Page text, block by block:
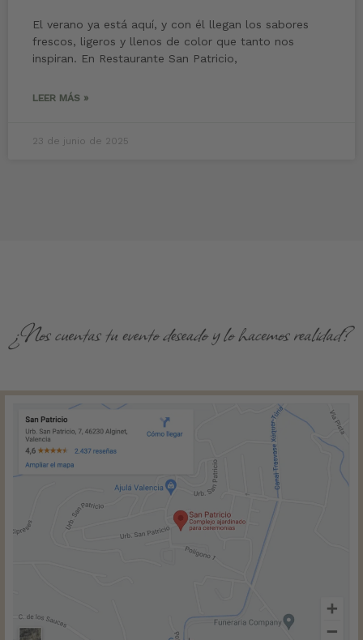
El verano ya está aquí, y con él llegan los sabores
frescos, ligeros y llenos de color que tanto nos
inspiran. En Restaurante San Patricio,
LEER MÁS »
23 de junio de 2025